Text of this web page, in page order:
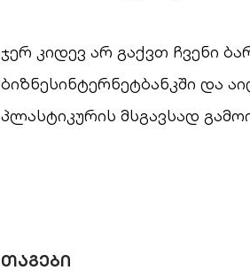
ჯერ კიდევ არ გაქვთ ჩვენი
ბიზნესინტერნეტბანკში და
პლასტიკურის მსგავსად
ᲗᲐᲒᲔᲑᲘ